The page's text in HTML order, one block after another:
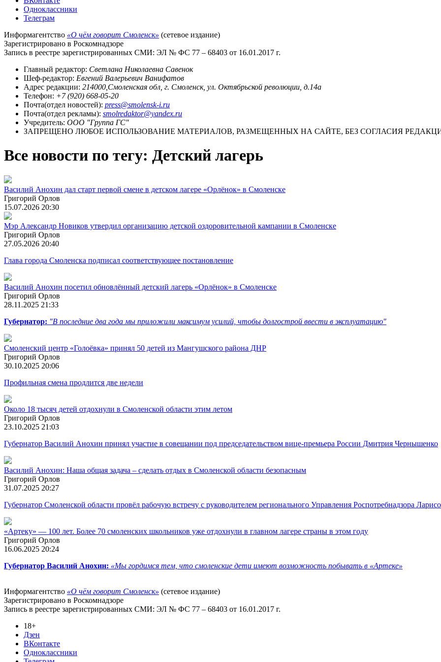
Одноклассники
Телеграм
Информагентство «О чём говорит Смоленск» (сетевое издание)
Зарегистрировано в Роскомнадзоре
Запись в реестре зарегистрированных СМИ: ЭЛ № ФС 77 – 68403 от 16.01.2017 г.
Главный редактор: Светлана Николаевна Савенок
Шеф-редактор: Евгений Валерьевич Ванифатов
Адрес редакции: 214000,Смоленская обл, г. Смоленск, ул. Октябрьской революции, д.14а
Телефон: +7 (920) 668-05-20
Почта(отдел новостей): press@smolensk-i.ru
Почта(отдел рекламы): smolredaktor@yandex.ru
Учредитель: ООО "Группа ГС"
ЗАПРЕЩЕНО ЛЮБОЕ ИСПОЛЬЗОВАНИЕ МАТЕРИАЛОВ, РАЗМЕЩЕННЫХ НА САЙТЕ, БЕЗ СОГЛАСИЯ
Все новости по тегу: Детский лагерь
Василий Анохин дал старт первой смене в детском лагере «Орлёнок» в Смоленске
Григорий Орлов
15.07.2026 20:30
Мэр Александр Новиков утвердил организацию детской оздоровительной кампании в Смоленске
Григорий Орлов
27.05.2026 20:40
Глава города Смоленска подписал соответствующее постановление
Василий Анохин посетил обновлённый детский лагерь «Орлёнок» в Смоленске
Григорий Орлов
28.11.2025 21:33
Губернатор: "В последние два года мы приложили максимум усилий, чтобы долгострой ввести в эксплуатацию"
Смоленский центр «Голоёвка» принял 50 детей из Мангушского района ДНР
Григорий Орлов
30.10.2025 20:06
Профильная смена продлится две недели
Около 18 тысяч детей отдохнули в Смоленской области этим летом
Григорий Орлов
23.10.2025 21:03
Губернатор Василий Анохин принял участие в совещании под председательством вице-премьера России Дмитрия Чернышенко
Василий Анохин: Наша общая задача – сделать отдых в Смоленской области безопасным
Григорий Орлов
31.07.2025 20:27
Губернатор Смоленской области провёл рабочую встречу с руководителем регионального Управления Роспотребнадзора
«Артеку» — 100 лет. Более 70 смоленских школьников уже отдохнули в главном лагере страны в этом году
Григорий Орлов
16.06.2025 20:24
Губернатор Василий Анохин: «Мы гордимся тем, что смоленские дети имеют возможность побывать в «Артеке»
Информагентство «О чём говорит Смоленск» (сетевое издание)
Зарегистрировано в Роскомнадзоре
Запись в реестре зарегистрированных СМИ: ЭЛ № ФС 77 – 68403 от 16.01.2017 г.
18+
Дзен
ВКонтакте
Одноклассники